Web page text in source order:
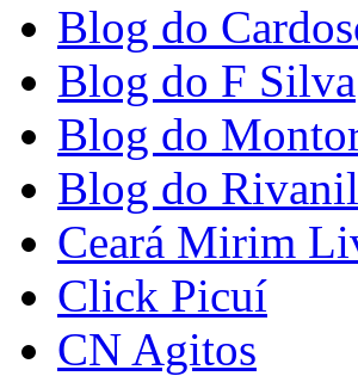
Blog do
Blog do F Silva
Blog do
Blog do
Ceará Mirim
Click Picuí
CN Agitos